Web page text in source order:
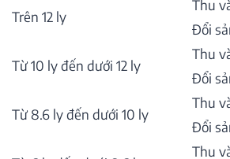
Trên 12 ly
Thu
Đổi
Từ 10 ly đến dưới 12 ly
Thu
Đổi
Từ 8.6 ly đến dưới 10 ly
Thu
Đổi
Thu